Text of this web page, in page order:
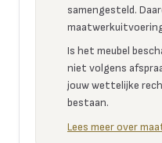
samengesteld.
Is het meubel
niet volgens
jouw wettelijke
bestaan.
Lees meer over